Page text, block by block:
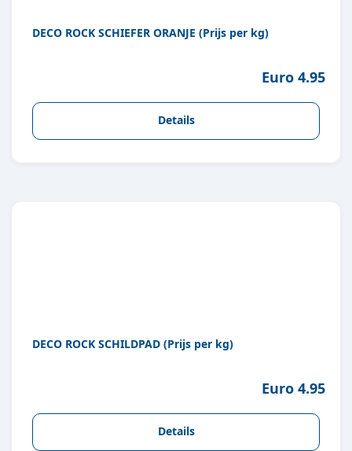
DECO ROCK SCHIEFER ORANJE (Prijs per kg)
Euro 4.95
Details
DECO ROCK SCHILDPAD (Prijs per kg)
Euro 4.95
Details